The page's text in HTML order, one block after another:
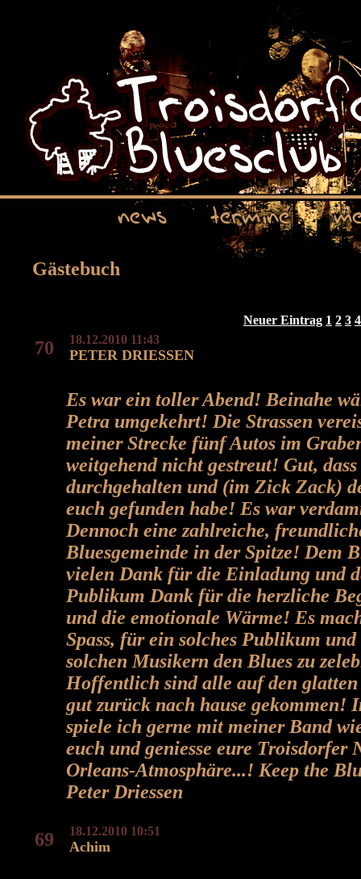
news termine
Gästebuch
Neuer Eintrag 1 2 3 4
70 18.12.2010 11:43
PETER DRIESSEN
Es war ein toller Abend! Beinahe
Petra umgekehrt! Die Strassen
meiner Strecke fünf Autos im
weitgehend nicht gestreut! Gut,
durchgehalten und (im Zick Zack)
euch gefunden habe! Es war
Dennoch eine zahlreiche,
Bluesgemeinde in der Spitze! Dem
vielen Dank für die Einladung und
Publikum Dank für die herzliche
und die emotionale Wärme! Es
Spass, für ein solches Publikum
solchen Musikern den Blues zu
Hoffentlich sind alle auf den glatten
gut zurück nach hause gekommen!
spiele ich gerne mit meiner Band
euch und geniesse eure Troisdorfer
Orleans-Atmosphäre...! Keep the
Peter Driessen
69 18.12.2010 10:51
Achim